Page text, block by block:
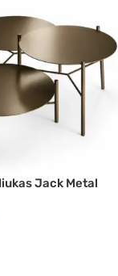
Jack Metal